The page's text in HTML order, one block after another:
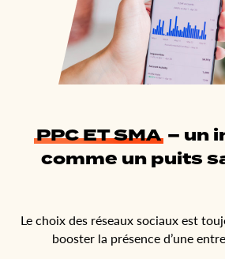
PPC ET SMA– un
comme un puits
Le choix des réseaux sociaux est
booster la présence d’une